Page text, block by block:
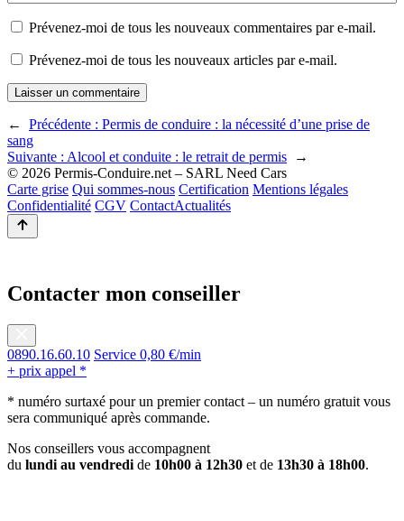
Prévenez-moi de tous les nouveaux commentaires par e-mail.
Prévenez-moi de tous les nouveaux articles par e-mail.
← Précédente : Permis de conduire : la nécessité d’une prise de
sang
Suivante : Alcool et conduite : le retrait de permis
→
© 2026 Permis-Conduire.net – SARL Need Cars
Carte grise Qui sommes-nous Certification Mentions légales
Confidentialité CGV ContactActualités
Contacter mon conseiller
0890.16.60.10 Service 0,80 €/min
+ prix appel *
* numéro surtaxé pour un premier contact – un numéro gratuit vous
sera communiqué après commande.
Nos conseillers vous accompagnent
du lundi au vendredi de 10h00 à 12h30 et de 13h30 à 18h00.